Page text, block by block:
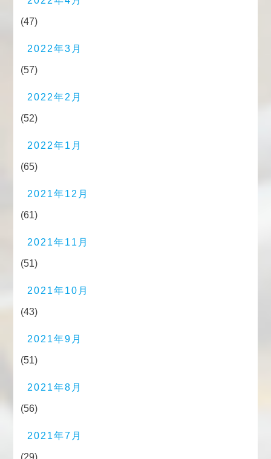
(47)
2022年3月
(57)
2022年2月
(52)
2022年1月
(65)
2021年12月
(61)
2021年11月
(51)
2021年10月
(43)
2021年9月
(51)
2021年8月
(56)
2021年7月
(29)